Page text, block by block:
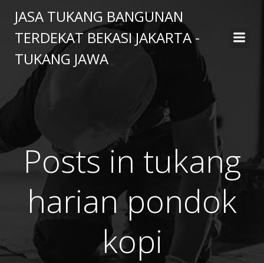
to
content
JASA TUKANG BANGUNAN
TERDEKAT BEKASI JAKARTA -
TUKANG JAWA
Posts in tukang
harian pondok
kopi